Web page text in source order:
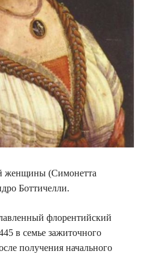
женщины (Симонетта
Боттичелли.
флорентийский
в семье зажиточного
получения начального